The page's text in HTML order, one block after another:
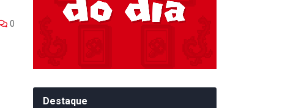
0
Destaque